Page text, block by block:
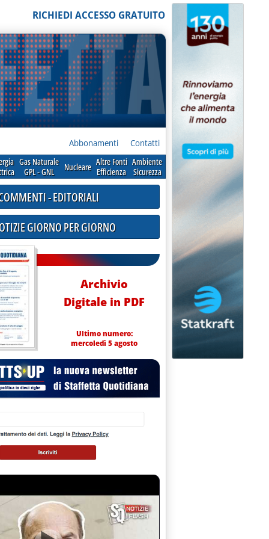
RICHIEDI ACCESSO GRATUITO
Abbonamenti Contatti
Gas Naturale
GPL - GNL
Nucleare Altre Fonti
Efficienza
Ambiente
Sicurezza
- EDITORIALI
GIORNO PER GIORNO
Archivio
Digitale in PDF
Ultimo numero:
mercoledì 5 agosto